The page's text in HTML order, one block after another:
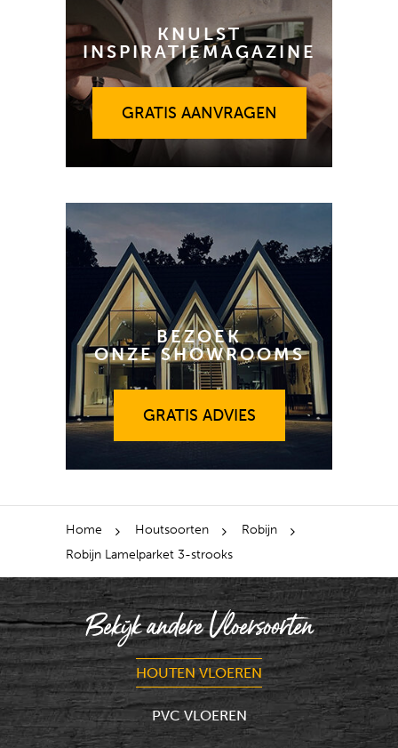
KNULST
INSPIRATIEMAGAZINE
GRATIS AANVRAGEN
GRATIS AANVRAGEN
BEZOEK
ONZE SHOWROOMS
GRATIS ADVIES
GRATIS ADVIES
Home Houtsoorten
Robijn
Robijn Lamelparket 3-strooks
Bekijk andere Vloersoorten
HOUTEN VLOEREN
PVC VLOEREN